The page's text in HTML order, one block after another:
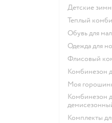
Детские
Теплый
Обувь для
Одежда для
Флисовый
Комбинезон
Моя
Комбинезон для новорожденных
Комплекты